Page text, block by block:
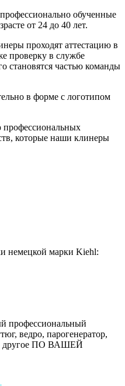
обученные
от 24 до 40 лет.
проходят аттестацию в
проверку в службе
становятся частью команды
в форме с логотипом
которые наши клинеры
немецкой марки Kiehl:
профессиональный
ведро, парогенератор,
другое ПО ВАШЕЙ